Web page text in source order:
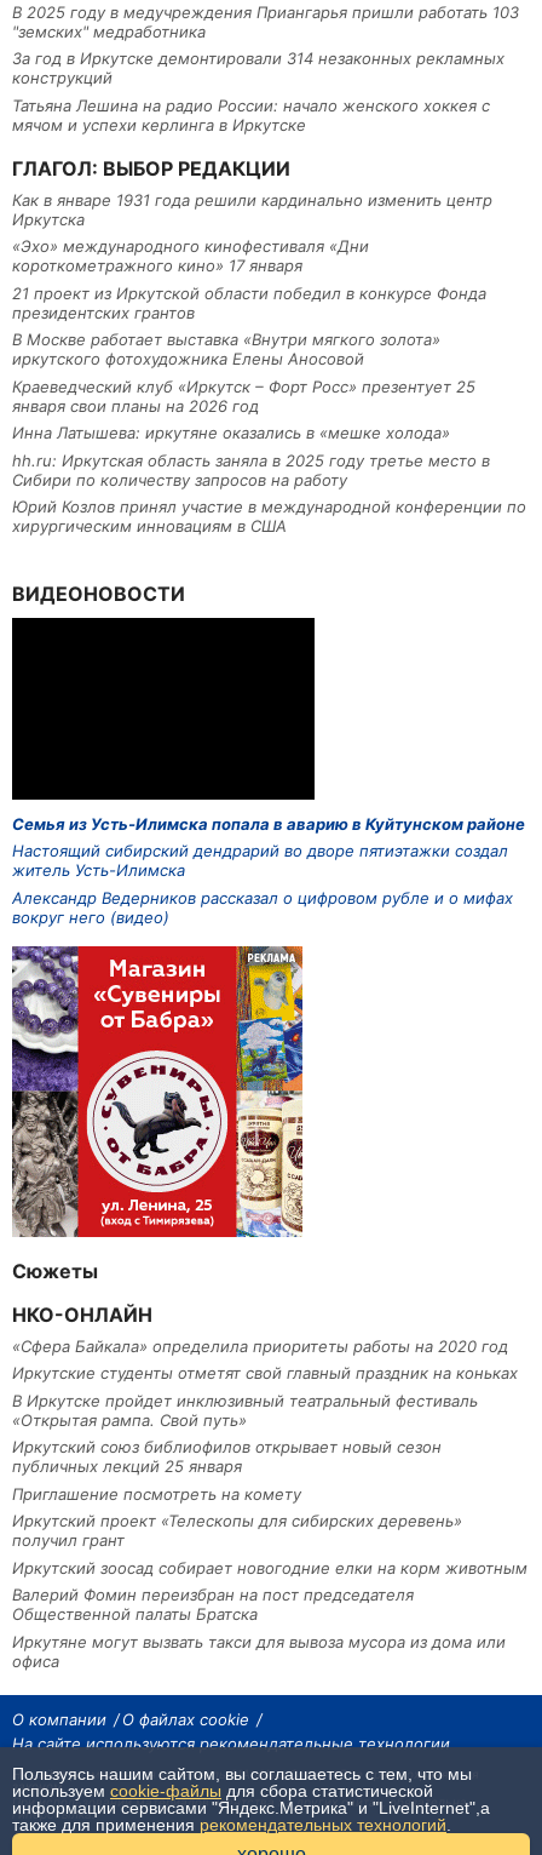
В 2025 году в медучреждения Приангарья пришли работать 103
"земских" медработника
За год в Иркутске демонтировали 314 незаконных рекламных
конструкций
Татьяна Лешина на радио России: начало женского хоккея с
мячом и успехи керлинга в Иркутске
ГЛАГОЛ: ВЫБОР РЕДАКЦИИ
Как в январе 1931 года решили кардинально изменить центр
Иркутска
«Эхо» международного кинофестиваля «Дни
короткометражного кино» 17 января
21 проект из Иркутской области победил в конкурсе Фонда
президентских грантов
В Москве работает выставка «Внутри мягкого золота»
иркутского фотохудожника Елены Аносовой
Краеведческий клуб «Иркутск – Форт Росс» презентует 25
января свои планы на 2026 год
Инна Латышева: иркутяне оказались в «мешке холода»
hh.ru: Иркутская область заняла в 2025 году третье место в
Сибири по количеству запросов на работу
Юрий Козлов принял участие в международной конференции по
хирургическим инновациям в США
ВИДЕОНОВОСТИ
Семья из Усть-Илимска попала в аварию в Куйтунском районе
Настоящий сибирский дендрарий во дворе пятиэтажки создал
житель Усть-Илимска
Александр Ведерников рассказал о цифровом рубле и о мифах
вокруг него (видео)
Сюжеты
НКО-ОНЛАЙН
«Сфера Байкала» определила приоритеты работы на 2020 год
Иркутские студенты отметят свой главный праздник на коньках
В Иркутске пройдет инклюзивный театральный фестиваль
«Открытая рампа. Свой путь»
Иркутский союз библиофилов открывает новый сезон
публичных лекций 25 января
Приглашение посмотреть на комету
Иркутский проект «Телескопы для сибирских деревень»
получил грант
Иркутский зоосад собирает новогодние елки на корм животным
Валерий Фомин переизбран на пост председателя
Общественной палаты Братска
Иркутяне могут вызвать такси для вывоза мусора из дома или
офиса
О компании
О файлах cookie
На сайте используются рекомендательные технологии
На сайте размещаются материалы ИА «Наш Север». Все права охраняются
законом.
При использовании материалов агентства на других сайтах, обязательна
гиперссылка.
Пользуясь нашим сайтом, вы соглашаетесь с тем, что мы
используем cookie-файлы для сбора статистической
информации сервисами "Яндекс.Метрика" и "LiveInternet",а
также для применения рекомендательных технологий